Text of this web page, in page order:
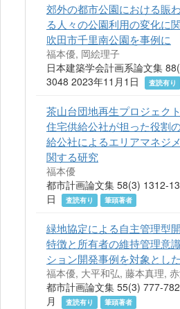
郊外の都市公園における賑
る人々の公園利用の変化に
吹田市千里南公園を事例に
福本優, 岡絵理子
日本建築学会計画系論文集
3048 2023年11月1日
査読有り
茶山台団地再生プロジェク
住宅供給公社が担った役割
給公社によるエリアマネジ
関する研究
福本優
都市計画論文集 58(3) 1312-
日
査読有り 筆頭著者
緑地協定による自主管理型
特徴と所有者の維持管理意
ション開発事例を対象とし
福本優, 大平和弘, 藤本真理,
都市計画論文集 55(3) 777-
月
査読有り 筆頭著者